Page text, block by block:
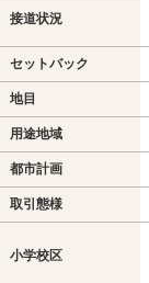
接道状況
セットバック
地目
用途地域
都市計画
取引態様
小学校区